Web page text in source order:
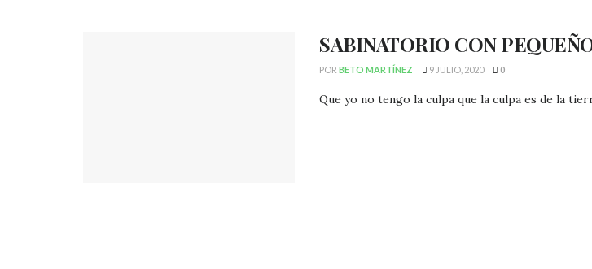
SABINATORIO CON
POR BETO MARTÍNEZ 9 JULIO, 2020 0
Que yo no tengo la culpa que la culpa es de la